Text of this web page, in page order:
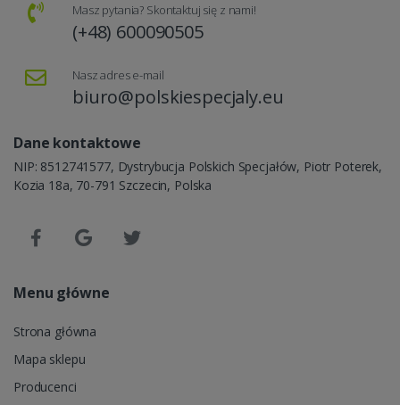
Masz pytania? Skontaktuj się z nami!
(+48) 600090505
Nasz adres e-mail
biuro@polskiespecjaly.eu
Dane kontaktowe
NIP: 8512741577, Dystrybucja Polskich Specjałów, Piotr Poterek,
Kozia 18a, 70-791 Szczecin, Polska
Menu główne
Strona główna
Mapa sklepu
Producenci